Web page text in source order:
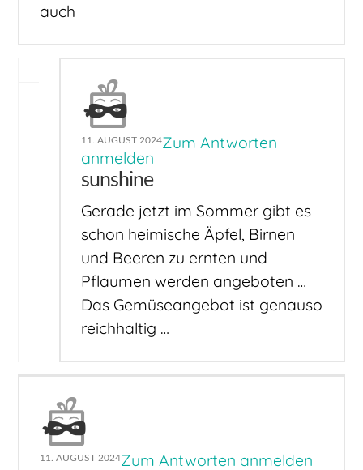
auch
11. AUGUST 2024Zum Antworten
anmelden
sunshine
Gerade jetzt im Sommer gibt es
schon heimische Äpfel, Birnen
und Beeren zu ernten und
Pflaumen werden angeboten …
Das Gemüseangebot ist genauso
reichhaltig …
11. AUGUST 2024Zum Antworten anmelden